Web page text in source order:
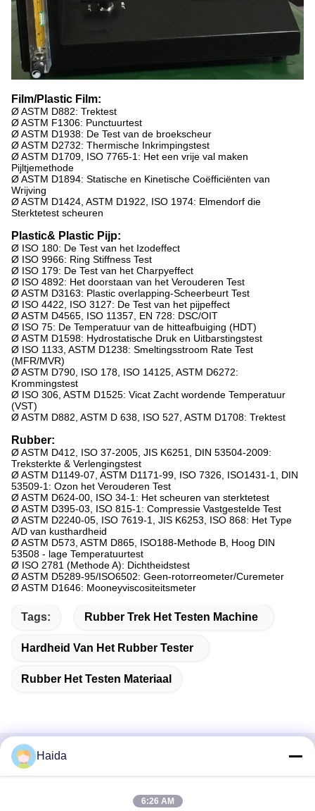
Film/Plastic Film:
Ø ASTM D882: Trektest
Ø ASTM F1306: Punctuurtest
Ø ASTM D1938: De Test van de broekscheur
Ø ASTM D2732: Thermische Inkrimpingstest
Ø ASTM D1709, ISO 7765-1: Het een vrije val maken
Pijltjemethode
Ø ASTM D1894: Statische en Kinetische Coëfficiënten van
Wrijving
Ø ASTM D1424, ASTM D1922, ISO 1974: Elmendorf die
Sterktetest scheuren
Plastic& Plastic Pijp:
Ø ISO 180: De Test van het Izodeffect
Ø ISO 9966: Ring Stiffness Test
Ø ISO 179: De Test van het Charpyeffect
Ø ISO 4892: Het doorstaan van het Verouderen Test
Ø ASTM D3163: Plastic overlapping-Scheerbeurt Test
Ø ISO 4422, ISO 3127: De Test van het pijpeffect
Ø ASTM D4565, ISO 11357, EN 728: DSC/OIT
Ø ISO 75: De Temperatuur van de hitteafbuiging (HDT)
Ø ASTM D1598: Hydrostatische Druk en Uitbarstingstest
Ø ISO 1133, ASTM D1238: Smeltingsstroom Rate Test
(MFR/MVR)
Ø ASTM D790, ISO 178, ISO 14125, ASTM D6272:
Krommingstest
Ø ISO 306, ASTM D1525: Vicat Zacht wordende Temperatuur
(VST)
Ø ASTM D882, ASTM D 638, ISO 527, ASTM D1708: Trektest
Rubber:
Ø ASTM D412, ISO 37-2005, JIS K6251, DIN 53504-2009:
Treksterkte & Verlengingstest
Ø ASTM D1149-07, ASTM D1171-99, ISO 7326, ISO1431-1, DIN
53509-1: Ozon het Verouderen Test
Ø ASTM D624-00, ISO 34-1: Het scheuren van sterktetest
Ø ASTM D395-03, ISO 815-1: Compressie Vastgestelde Test
Ø ASTM D2240-05, ISO 7619-1, JIS K6253, ISO 868: Het Type
A/D van kusthardheid
Ø ASTM D573, ASTM D865, ISO188-Methode B, Hoog DIN
53508 - lage Temperatuurtest
Ø ISO 2781 (Methode A): Dichtheidstest
Ø ASTM D5289-95/ISO6502: Geen-rotorreometer/Curemeter
Ø ASTM D1646: Mooneyviscositeitsmeter
Tags: Rubber Trek Het Testen Machine
Hardheid Van Het Rubber Tester
Rubber Het Testen Materiaal
Snel contact
Haida
6:26 AM